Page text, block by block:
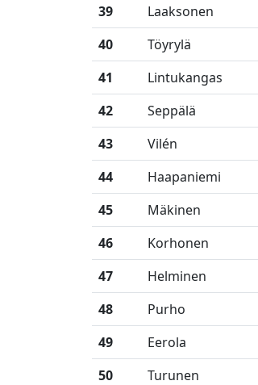
39
Laaksonen
40
Töyrylä
41
Lintukangas
42
Seppälä
43
Vilén
44
Haapaniemi
45
Mäkinen
46
Korhonen
47
Helminen
48
Purho
49
Eerola
50
Turunen